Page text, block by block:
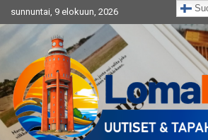
to
content
sunnuntai, 9 elokuun, 2026